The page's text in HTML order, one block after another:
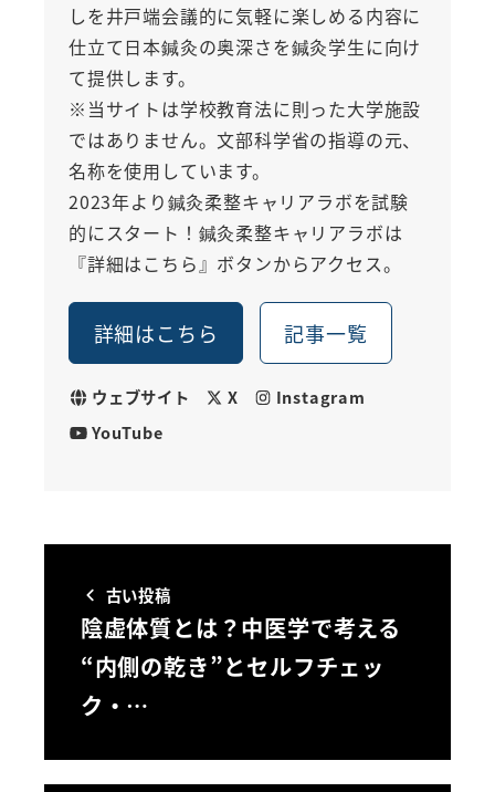
しを井戸端会議的に気軽に楽しめる内容に
仕立て日本鍼灸の奥深さを鍼灸学生に向け
て提供します。
※当サイトは学校教育法に則った大学施設
ではありません。文部科学省の指導の元、
名称を使用しています。
2023年より鍼灸柔整キャリアラボを試験
的にスタート！鍼灸柔整キャリアラボは
『詳細はこちら』ボタンからアクセス。
詳細はこちら 記事一覧
ウェブサイト X
Instagram
YouTube
古い投稿
陰虚体質とは？中医学で考える
“内側の乾き”とセルフチェッ
ク・…